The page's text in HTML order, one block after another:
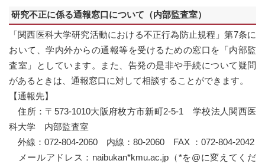
研究不正に係る通報窓口について（内部監査室）
「関西医科大学研究活動における不正行為防止規程」第7条に
おいて、学内外からの通報等を受けるための窓口を「内部監
査室」としています。また、告発の是非や手続について疑問
があるときは、通報窓口に対して相談することができます。
【通報先】
住所：〒573-1010大阪府枚方市新町2-5-1 学校法人関西医
科大学 内部監査室
外線：072-804-2060 内線：80-2060 FAX ：072-804-2042
メールアドレス：naibukan*kmu.ac.jp（*を@に変えてくだ